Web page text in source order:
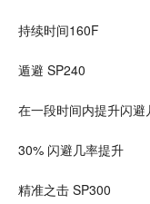
持续时间160F
遁避 SP240
在一段时间内提升闪避
30% 闪避几率提升
精准之击 SP300